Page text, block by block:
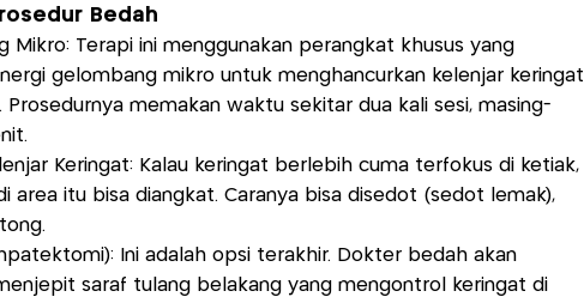
Bedah
Mikro: Terapi ini menggunakan perangkat khusus yang
gelombang mikro untuk menghancurkan kelenjar keringat
Prosedurnya memakan waktu sekitar dua kali sesi, masing-
Keringat: Kalau keringat berlebih cuma terfokus di ketiak,
area itu bisa diangkat. Caranya bisa disedot (sedot lemak),
Ini adalah opsi terakhir. Dokter bedah akan
saraf tulang belakang yang mengontrol keringat di